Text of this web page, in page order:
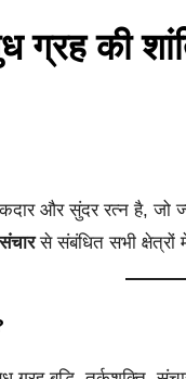
ग्रह की
और सुंदर रत्न है, जो
संचारसे संबंधित सभी क्षेत्रों